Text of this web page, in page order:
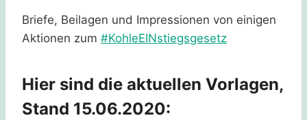
Briefe, Beilagen und Impressionen von einigen
Aktionen zum #KohleEINstiegsgesetz
Hier sind die aktuellen Vorlagen,
Stand 15.06.2020: